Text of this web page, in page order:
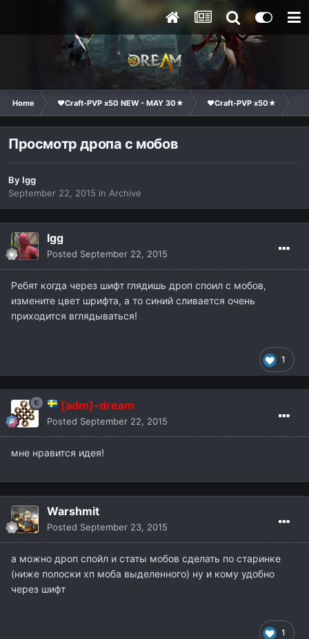
Home ❤Craft-PVP x50 NEW - MAY 30★ ❤Craft-PVP x50★
Просмотр дропа с мобов
ByIgg
September 22, 2015 in Archive
Igg
Posted September 22, 2015
Ребят когда через шифт глядишь дроп споил с мобов,
измените цвет шрифта, а то синий сливается очень
приходится вглядываться!
1
[adm]-dream
Posted September 22, 2015
мне нравится идея!
Warshmit
Posted September 23, 2015
а можно дроп спойл и статы мобов сделать по старинке
(ниже полоски хп моба выделенного) ну и кому удобно
через шифт
1